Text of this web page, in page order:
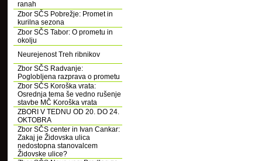
ranah
Zbor SČS Pobrežje: Promet in
kurilna sezona
Zbor SČS Tabor: O prometu in
okolju
Neurejenost Treh ribnikov
Zbor SČS Radvanje:
Poglobljena razprava o prometu
Zbor SČS Koroška vrata:
Osrednja tema še vedno rušenje
stavbe MČ Koroška vrata
ZBORI V TEDNU OD 20. DO 24.
OKTOBRA
Zbor SČS center in Ivan Cankar:
Zakaj je Židovska ulica
nedostopna stanovalcem
Židovske ulice?